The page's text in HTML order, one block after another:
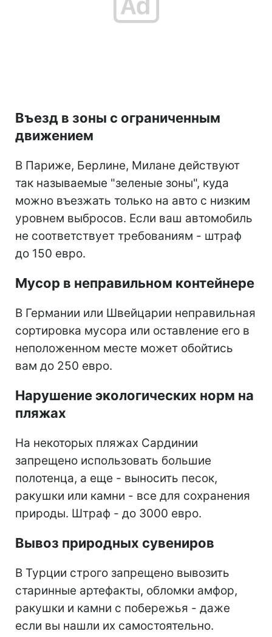
Въезд в зоны с ограниченным
движением
В Париже, Берлине, Милане действуют
так называемые "зеленые зоны", куда
можно въезжать только на авто с низким
уровнем выбросов. Если ваш автомобиль
не соответствует требованиям - штраф
до 150 евро.
Мусор в неправильном контейнере
В Германии или Швейцарии неправильная
сортировка мусора или оставление его в
неположенном месте может обойтись
вам до 250 евро.
Нарушение экологических норм на
пляжах
На некоторых пляжах Сардинии
запрещено использовать большие
полотенца, а еще - выносить песок,
ракушки или камни - все для сохранения
природы. Штраф - до 3000 евро.
Вывоз природных сувениров
В Турции строго запрещено вывозить
старинные артефакты, обломки амфор,
ракушки и камни с побережья - даже
если вы нашли их самостоятельно.